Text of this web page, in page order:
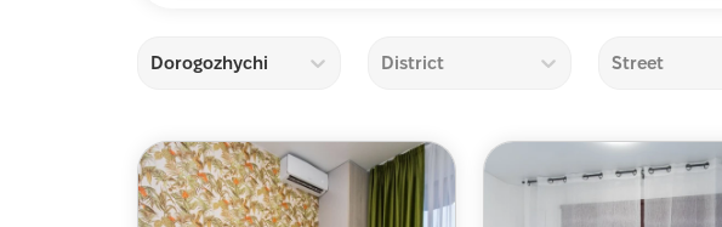
Dorogozhychi District Street